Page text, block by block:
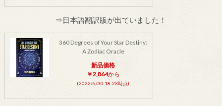
⇒日本語翻訳版が出ていました！
360 Degrees of Your Star Destiny:
A Zodiac Oracle
新品価格
￥2,864から
(2022/6/30 18:23時点)